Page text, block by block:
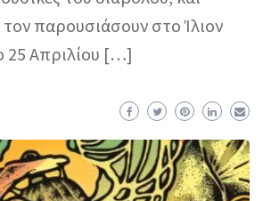
τον παρουσιάσουν στο Ίλιον
25 Απριλίου […]